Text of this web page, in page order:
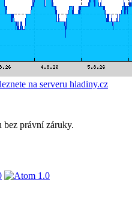
na serveru hladiny.cz
právní záruky.